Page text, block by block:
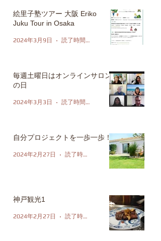
絵里子塾ツアー 大阪 Eriko
Juku Tour in Osaka
2024年3月9日 読了時間: 1分
毎週土曜日はオンラインサロン
の日
2024年3月3日 読了時間: 1分
自分プロジェクトを一歩一歩！
2024年2月27日 読了時間: 1分
神戸観光1
2024年2月27日 読了時間: 1分